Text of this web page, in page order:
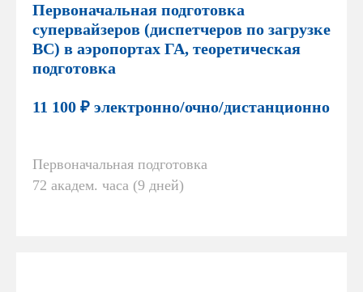
Первоначальная подготовка
супервайзеров (диспетчеров по загрузке
ВС) в аэропортах ГА, теоретическая
подготовка
11 100 ₽ электронно/очно/дистанционно
Первоначальная подготовка
72 академ. часа (9 дней)